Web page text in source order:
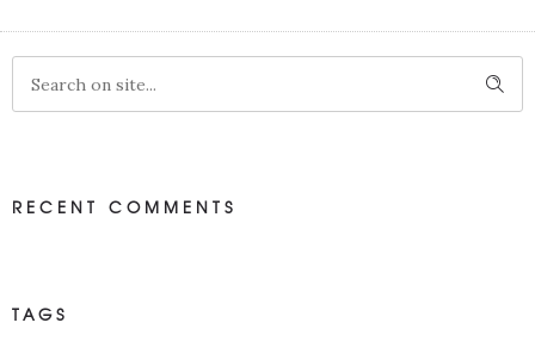
RECENT COMMENTS
TAGS